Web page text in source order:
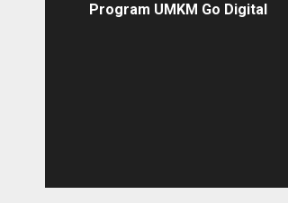
Program UMKM Go Digital